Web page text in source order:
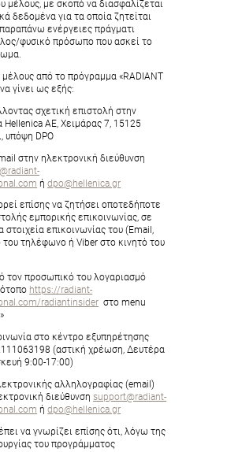
μέλους, με σκοπό να διασφαλίζεται
δεδομένα για τα οποία ζητείται
ενέργειες πράγματι
φυσικό πρόσωπο που ασκεί το
από το πρόγραμμα «RADIANT
γίνει ως εξής:
σχετική επιστολή στην
Hellenica AE, Χειμάρας 7, 15125
υπόψη DPO
στην ηλεκτρονική διεύθυνση
ήdpo@hellenica.gr
επίσης να ζητήσει οποτεδήποτε
εμπορικής επικοινωνίας, σε
στοιχεία επικοινωνίας του (Εmail,
του τηλέφωνο ή Viber στο κινητό του
τον προσωπικό του λογαριασμό
https://radiant-
radiantinsider στο menu
στο κέντρο εξυπηρέτησης
(αστική χρέωση, Δευτέρα
9:00-17:00)
αλληλογραφίας (email)
διεύθυνσηsupport@radiant-
ήdpo@hellenica.gr
να γνωρίζει επίσης ότι, λόγω της
του προγράμματος